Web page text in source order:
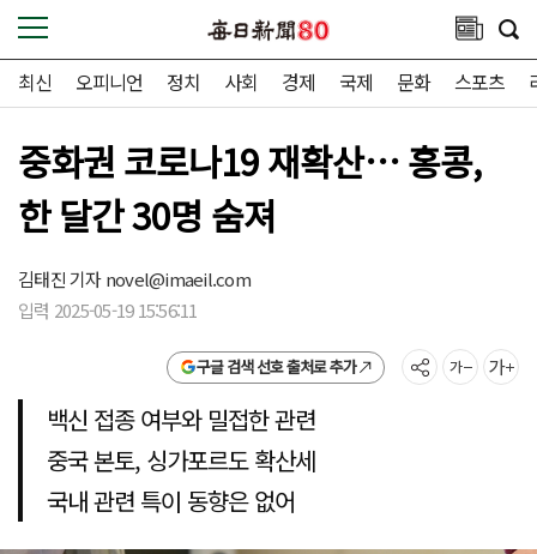
최신 오피니언 정치 사회 경제 국제 문화 스포츠
중화권 코로나19 재확산… 홍콩,
한 달간 30명 숨져
김태진 기자novel@imaeil.com
입력 2025-05-19 15:56:11
구글 검색 선호 출처로 추가
백신 접종 여부와 밀접한 관련
중국 본토, 싱가포르도 확산세
국내 관련 특이 동향은 없어